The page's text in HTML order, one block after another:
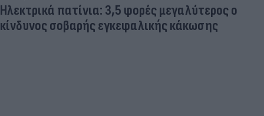
Ηλεκτρικά πατίνια: 3,5 φορές μεγαλύτερος ο
κίνδυνος σοβαρής εγκεφαλικής κάκωσης